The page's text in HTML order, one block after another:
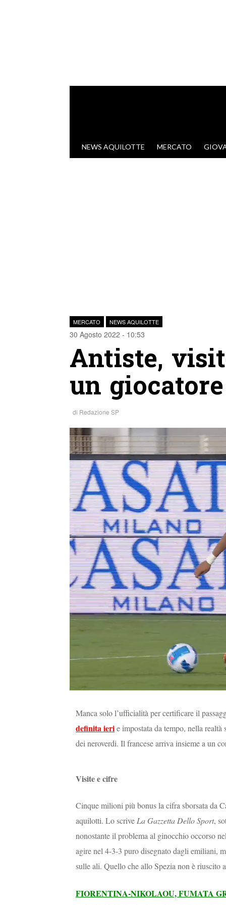
VAI AL CONTENUTO
NEWS AQUILOTTE MERCATO
MERCATO NEWS AQUILOTTE
30 Agosto 2022 - 10:53
Antiste,
un
di Redazione SP
Manca solo l’ufficialità per certificare il
definita ierie impostata da tempo, nella
dei neroverdi. Il francese arriva insieme a un
Visite e cifre
Cinque milioni più bonus la cifra sborsata da
aquilotti. Lo scriveLa Gazzetta Dello Sport,
nonostante il problema al ginocchio occorso
agire nel 4-3-3 puro disegnato dagli emiliani,
sulle ali. Quello che allo Spezia non è riuscito
FIORENTINA-NIKOLAOU, FUMATA